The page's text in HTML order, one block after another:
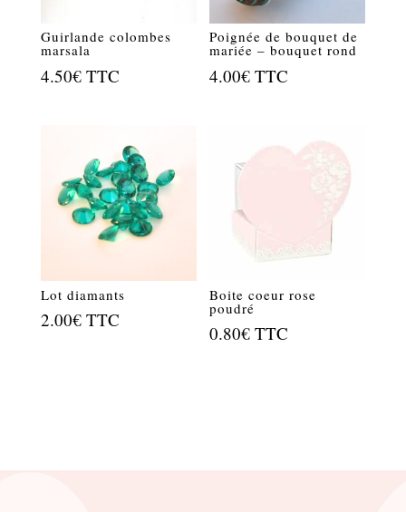
Guirlande colombes
marsala
4.50€ TTC
Poignée de bouquet de
mariée – bouquet rond
4.00€ TTC
Lot diamants
2.00€ TTC
Boite coeur rose
poudré
0.80€ TTC